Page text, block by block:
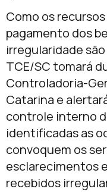
Como os
pagamento dos
irregularidade
TCE/SC tomará
Controladoria-
Catarina e
controle interno
identificadas as
convoquem os
esclarecimentos
recebidos